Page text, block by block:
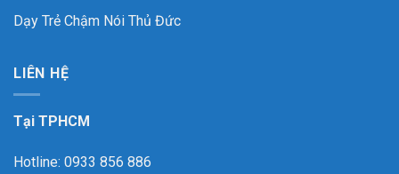
Dạy Trẻ Chậm Nói Thủ Đức
LIÊN HỆ
Tại TPHCM
Hotline: 0933 856 886